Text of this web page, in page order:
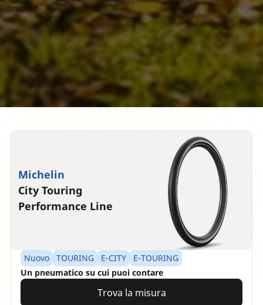
Michelin
City Touring
Performance Line
Nuovo TOURING E-CITY
E-TOURING
Un pneumatico su cui puoi contare
Trova la misura